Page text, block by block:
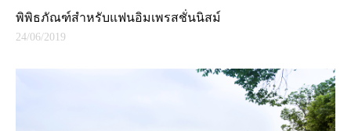
พิพิธภัณฑ์สำหรับแฟนอิมเพรสชั่นนิสม์
24/06/2019